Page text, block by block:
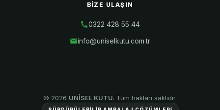
BIZE ULAŞIN
0322 428 55 44
info@uniselkutu.com.tr
© 2026 UNİSEL KUTU. Tüm hakları saklıdır.